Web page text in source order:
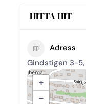
HITTA HIT
Adress
Gindstigen 3-
+
−